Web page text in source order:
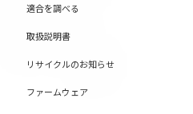
適合を調べる
取扱説明書
リサイクルのお知らせ
ファームウェア